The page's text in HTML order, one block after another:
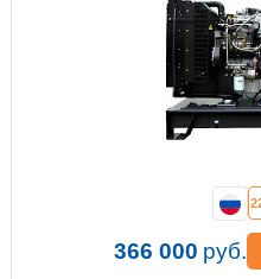
366 000 руб.